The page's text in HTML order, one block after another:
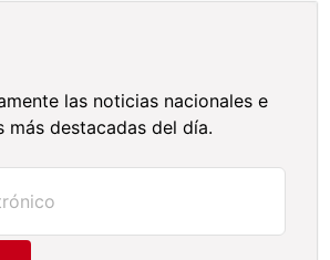
las noticias nacionales e
más destacadas del día.